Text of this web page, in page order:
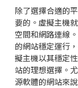
除了選擇合適的
要的。虛擬主機
空間和網路連線
的網站穩定運行
擬主機以其穩定
站的理想選擇。
源軟體的網站來